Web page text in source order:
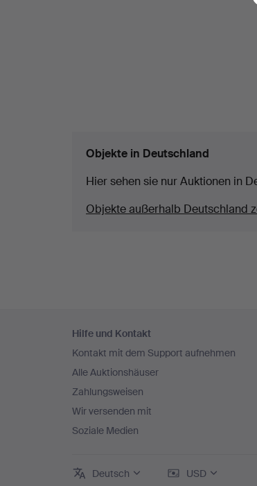
Objekte in Deutschland
Hier sehen sie nur Auktionen in
Objekte außerhalb Deutschland
Navigation
Hilfe und Kontakt
Kontakt mit dem Support aufnehmen
Alle Auktionshäuser
Zahlungsweisen
Wir versenden mit
Soziale Medien
Deutsch USD